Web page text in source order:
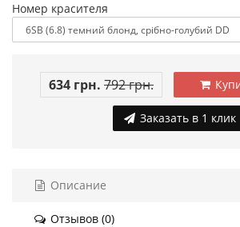
Номер красителя
634 грн. 792 грн.
Заказать в 1 клик
Описание
Отзывов (0)